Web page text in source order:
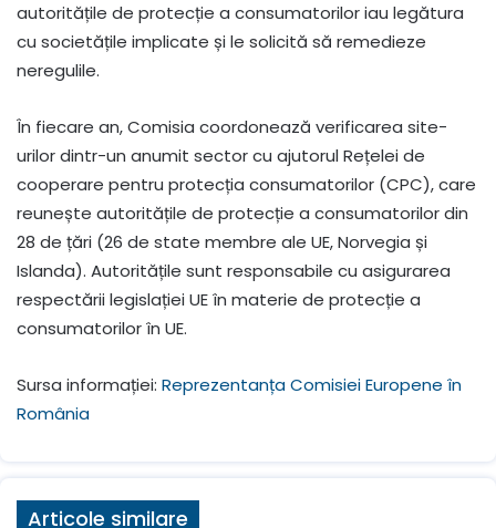
autoritățile de protecție a consumatorilor iau legătura
cu societățile implicate și le solicită să remedieze
neregulile.
În fiecare an, Comisia coordonează verificarea site-
urilor dintr-un anumit sector cu ajutorul Rețelei de
cooperare pentru protecția consumatorilor (CPC), care
reunește autoritățile de protecție a consumatorilor din
28 de țări (26 de state membre ale UE, Norvegia și
Islanda). Autoritățile sunt responsabile cu asigurarea
respectării legislației UE în materie de protecție a
consumatorilor în UE.
Sursa informației: Reprezentanța Comisiei Europene în
România
Articole similare